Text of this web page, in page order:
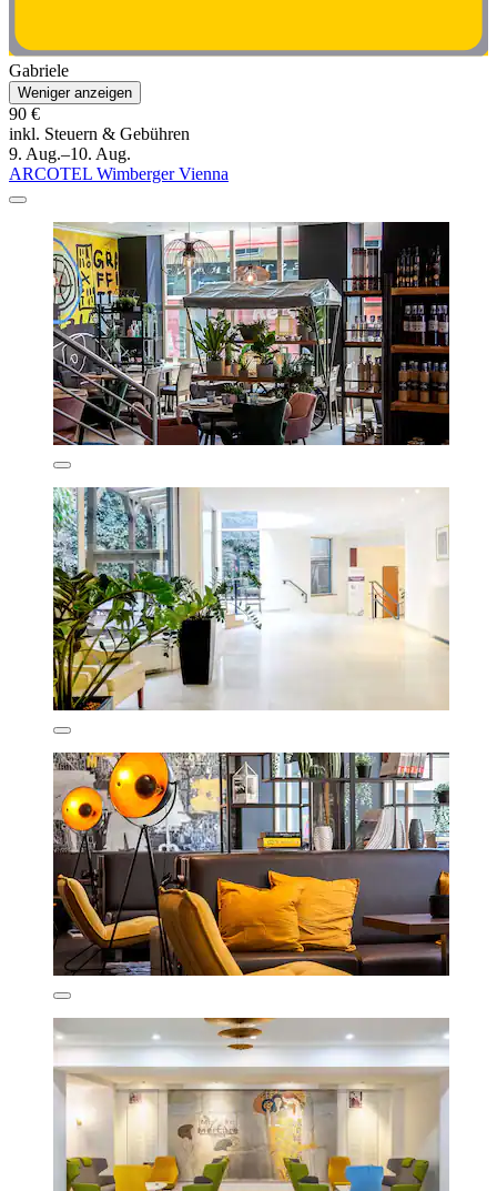
Gabriele
Weniger anzeigen
90 €
inkl. Steuern & Gebühren
9. Aug.–10. Aug.
ARCOTEL Wimberger Vienna